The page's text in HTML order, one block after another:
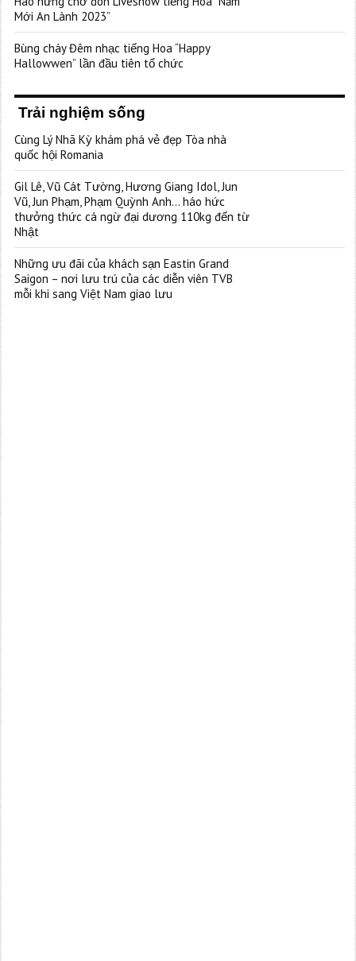
Mới An Lành 2023”
Bùng cháy Đêm nhạc tiếng Hoa “Happy
Hallowwen” lần đầu tiên tổ chức
Trải nghiệm sống
Cùng Lý Nhã Kỳ khám phá vẻ đẹp Tòa nhà
quốc hội Romania
Gil Lê, Vũ Cát Tường, Hương Giang Idol, Jun
Vũ, Jun Phạm, Phạm Quỳnh Anh… háo hức
thưởng thức cá ngừ đại dương 110kg đến từ
Nhật
Những ưu đãi của khách sạn Eastin Grand
Saigon – nơi lưu trú của các diễn viên TVB
mỗi khi sang Việt Nam giao lưu